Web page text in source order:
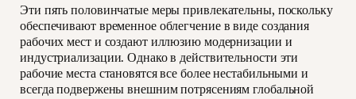
Эти пять половинчатые меры привлекательны, поскольку
обеспечивают временное облегчение в виде создания
рабочих мест и создают иллюзию модернизации и
индустриализации. Однако в действительности эти
рабочие места становятся все более нестабильными и
всегда подвержены внешним потрясениям глобальной